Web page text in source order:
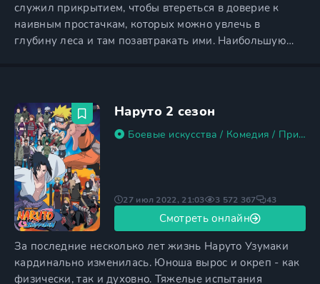
служил прикрытием, чтобы втереться в доверие к
наивным простачкам, которых можно увлечь в
глубину леса и там позавтракать ими. Наибольшую
ничего не происходило, и никто не мог точно сказать,
было ли это когда-то
Наруто 2 сезон
Боевые искусства / Комедия / Приключения
За последние несколько лет жизнь Наруто Узумаки
кардинально изменилась. Юноша вырос и окреп - как
физически, так и духовно. Тяжелые испытания
27 июл 2022, 21:03 3 572 367 43
Смотреть онлайн